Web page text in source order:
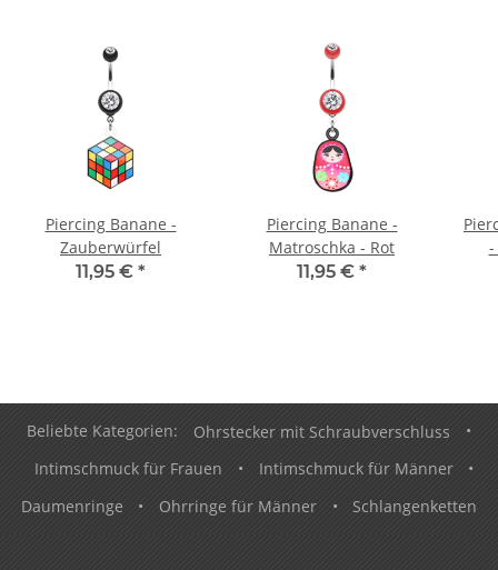
Piercing Banane -
Zauberwürfel
11,95 € *
Piercing Banane -
Matroschka - Rot
11,95 € *
-
Beliebte Kategorien: Ohrstecker mit Schraubverschluss
•
Intimschmuck für Frauen
• Intimschmuck für Männer
•
Daumenringe
• Ohrringe für Männer • Schlangenketten